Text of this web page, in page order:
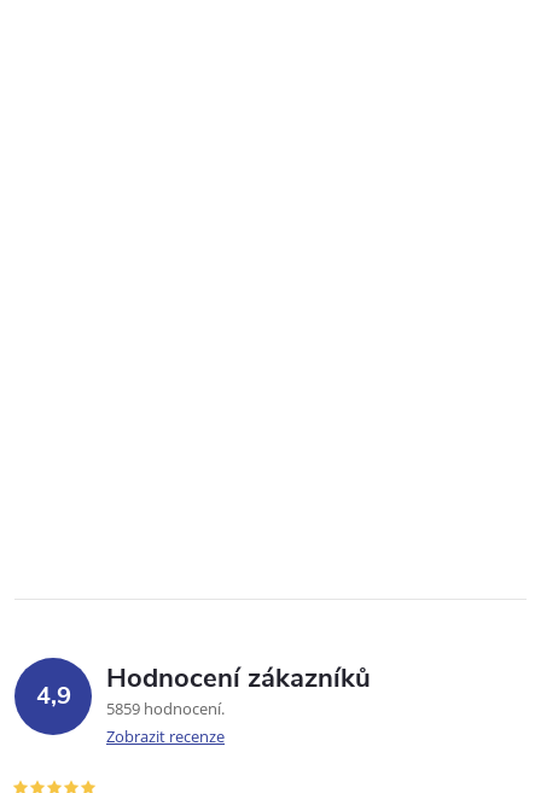
4,9 Hodnocení zákazníků
5859 hodnocení
Zobrazit recenze